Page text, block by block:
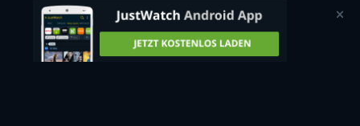
Levi Strauss und der Stoff der
Träume Staffel 1